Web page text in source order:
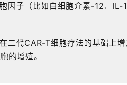
因子（比如白细胞介素-12、IL-
二代CAR-T细胞疗法的基础上
的增殖。